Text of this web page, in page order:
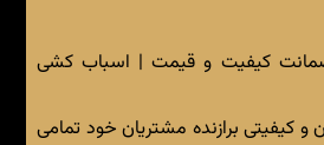
ضمانت کیفیت و قیمت | اسباب کشی
و کیفیتی برازنده مشتریان خود تمامی